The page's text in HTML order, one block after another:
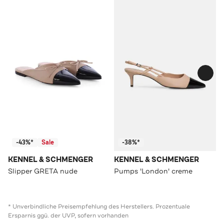
-43%* Sale
KENNEL & SCHMENGER
Slipper GRETA nude
-38%*
KENNEL & SCHMENGER
Pumps 'London' creme
* Unverbindliche Preisempfehlung des Herstellers. Prozentuale
Ersparnis ggü. der UVP, sofern vorhanden